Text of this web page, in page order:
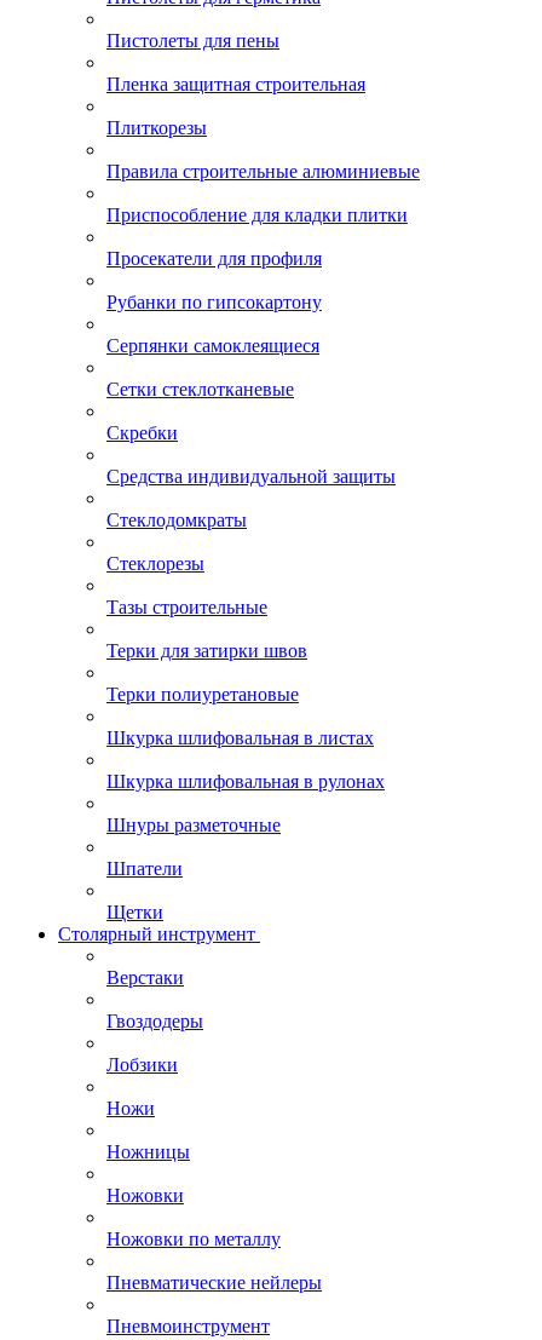
Пистолеты для пены
Пленка защитная строительная
Плиткорезы
Правила строительные алюминиевые
Приспособление для кладки плитки
Просекатели для профиля
Рубанки по гипсокартону
Серпянки самоклеящиеся
Сетки стеклотканевые
Скребки
Средства индивидуальной защиты
Стеклодомкраты
Стеклорезы
Тазы строительные
Терки для затирки швов
Терки полиуретановые
Шкурка шлифовальная в листах
Шкурка шлифовальная в рулонах
Шнуры разметочные
Шпатели
Щетки
Столярный инструмент
Верстаки
Гвоздодеры
Лобзики
Ножи
Ножницы
Ножовки
Ножовки по металлу
Пневматические нейлеры
Пневмоинструмент